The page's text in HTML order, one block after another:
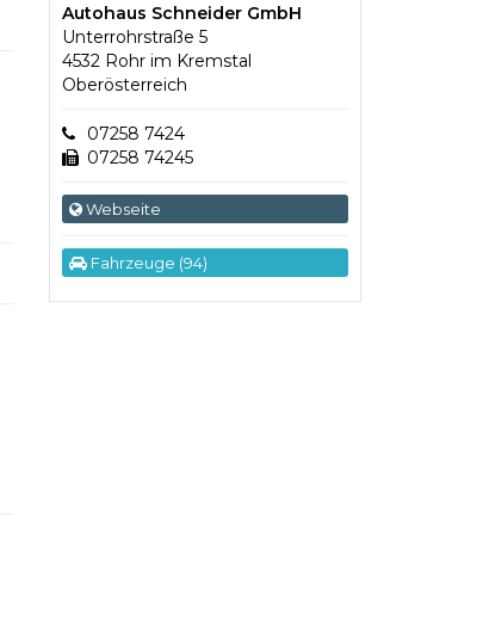
Autohaus Schneider GmbH
Unterrohrstraße 5
4532 Rohr im Kremstal
Oberösterreich
07258 7424
07258 74245
Webseite
Fahrzeuge (94)